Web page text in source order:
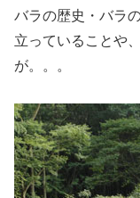
バラの歴史・バラ
立っていることや
が。。。